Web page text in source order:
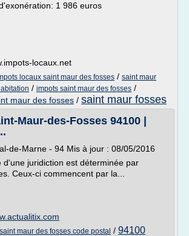
1 986 euros
locaux.net
locaux saint maur des fosses / saint maur
/ impots saint maur des fosses /
maur des fosses / saint maur fosses
Maur-des-Fosses 94100 |
de-Marne - 94 Mis à jour : 08/05/2016
d'une juridiction est déterminée par
Ceux-ci commencent par la...
saint maur des fosses code postal / 94100